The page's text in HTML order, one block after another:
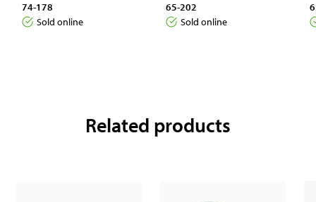
74-178
Sold online
65-202
Sold online
Related products